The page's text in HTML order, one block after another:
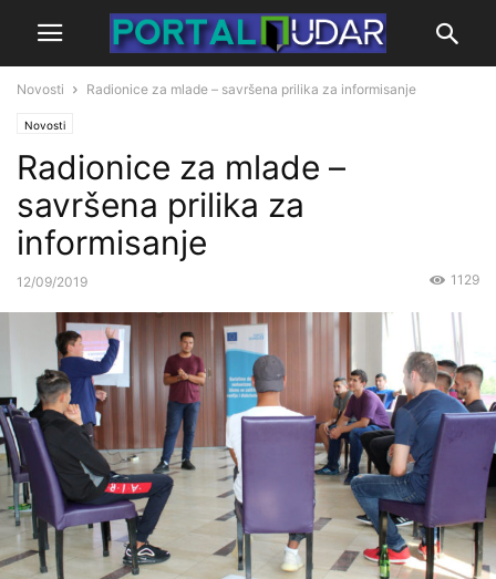
Novosti Radionice za mlade – savršena prilika za informisanje
Novosti
Radionice za mlade –
savršena prilika za
informisanje
12/09/2019 1129